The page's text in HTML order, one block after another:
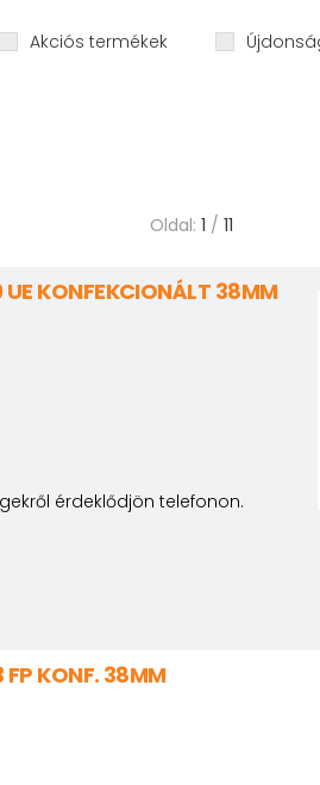
Akciós termékek
Oldal: 1 / 11
KONFEKCIONÁLT 38MM
érdeklődjön telefonon.
KONF. 38MM